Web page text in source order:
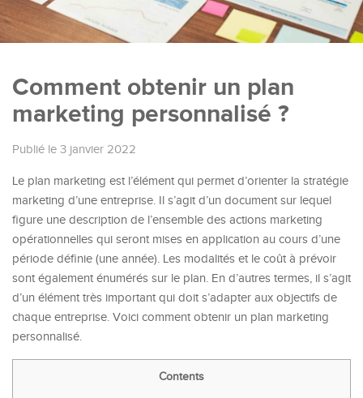
Comment obtenir un plan
marketing personnalisé ?
Publié le 3 janvier 2022
Le plan marketing est l’élément qui permet d’orienter la stratégie
marketing d’une entreprise. Il s’agit d’un document sur lequel
figure une description de l’ensemble des actions marketing
opérationnelles qui seront mises en application au cours d’une
période définie (une année). Les modalités et le coût à prévoir
sont également énumérés sur le plan. En d’autres termes, il s’agit
d’un élément très important qui doit s’adapter aux objectifs de
chaque entreprise. Voici comment obtenir un plan marketing
personnalisé.
Contents